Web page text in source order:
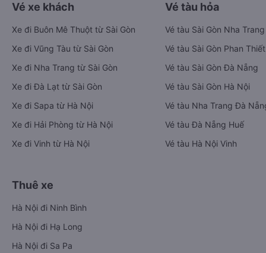
Vé xe khách
Xe đi Buôn Mê Thuột từ Sài Gòn
Xe đi Vũng Tàu từ Sài Gòn
Xe đi Nha Trang từ Sài Gòn
Xe đi Đà Lạt từ Sài Gòn
Xe đi Sapa từ Hà Nội
Xe đi Hải Phòng từ Hà Nội
Xe đi Vinh từ Hà Nội
Vé tàu hỏa
Vé tàu Sài Gòn Nha Trang
Vé tàu Sài Gòn Phan Thiết
Vé tàu Sài Gòn Đà Nẵng
Vé tàu Sài Gòn Hà Nội
Vé tàu Nha Trang Đà
Vé tàu Đà Nẵng Huế
Vé tàu Hà Nội Vinh
Thuê xe
Hà Nội đi Ninh Bình
Hà Nội đi Hạ Long
Hà Nội đi Sa Pa